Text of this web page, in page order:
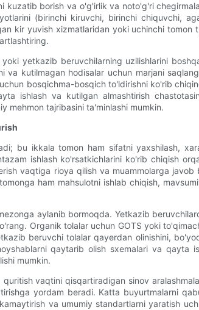
borish va o'g'irlik va noto'g'ri
(birinchi kiruvchi, birinchi chiquvchi,
kir yuvish xizmatlaridan yoki uchinchi
yetkazib beruvchilarning uzilishlarini
kutilmagan hodisalar uchun marjani
bosqichma-bosqich to'ldirishni ko'rib
ishlash va kutilgan almashtirish
mehmon tajribasini ta'minlashi mumkin.
bu ikkala tomon ham sifatni yaxshilash,
ishlash ko'rsatkichlarini ko'rib chiqish
vaqtiga rioya qilish va muammolarga
ham mahsulotni ishlab chiqish,
aylanib bormoqda. Yetkazib
Organik tolalar uchun GOTS yoki
beruvchi tolalar qayerdan olinishini,
qaytarib olish sxemalari va qayta
mumkin.
vaqtini qisqartiradigan sinov
yordam beradi. Katta buyurtmalarni
va umumiy standartlarni yaratish